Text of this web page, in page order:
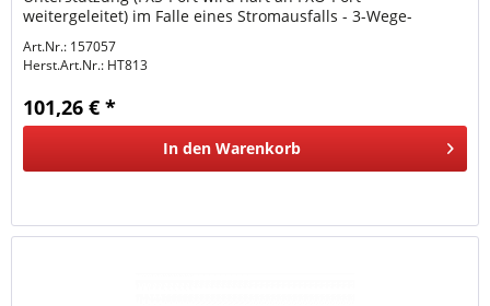
weitergeleitet) im Falle eines Stromausfalls - 3-Wege-
Art.Nr.: 157057
Herst.Art.Nr.: HT813
101,26 € *
In den Warenkorb